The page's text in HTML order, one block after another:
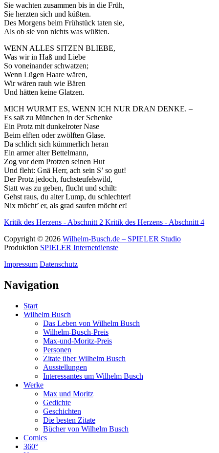
Sie wachten zusammen bis in die Früh,
Sie herzten sich und küßten.
Des Morgens beim Frühstück taten sie,
Als ob sie von nichts was wüßten.
WENN ALLES SITZEN BLIEBE,
Was wir in Haß und Liebe
So voneinander schwatzen;
Wenn Lügen Haare wären,
Wir wären rauh wie Bären
Und hätten keine Glatzen.
MICH WURMT ES, WENN ICH NUR DRAN DENKE. –
Es saß zu München in der Schenke
Ein Protz mit dunkelroter Nase
Beim elften oder zwölften Glase.
Da schlich sich kümmerlich heran
Ein armer alter Bettelmann,
Zog vor dem Protzen seinen Hut
Und fleht: Gnä Herr, ach sein S’ so gut!
Der Protz jedoch, fuchsteufelswild,
Statt was zu geben, flucht und schilt:
Gehst raus, du alter Lump, du schlechter!
Nix möcht’ er, als grad saufen möcht er!
Kritik des Herzens - Abschnitt 2 Kritik des Herzens - Abschnitt 4
Copyright © 2026 Wilhelm-Busch.de – SPIELER Studio
Produktion SPIELER Internetdienste
Impressum Datenschutz
Navigation
Start
Wilhelm Busch
Das Leben von Wilhelm Busch
Wilhelm-Busch-Preis
Max-und-Moritz-Preis
Personen
Zitate über Wilhelm Busch
Ausstellungen
Interessantes um Wilhelm Busch
Werke
Max und Moritz
Gedichte
Geschichten
Die besten Zitate
Bücher von Wilhelm Busch
Comics
360°